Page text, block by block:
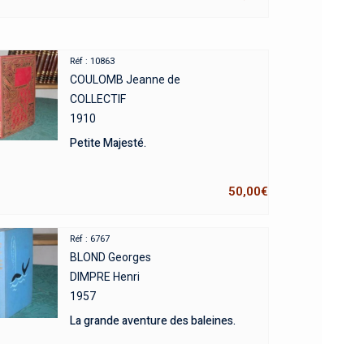
Réf : 10863
COULOMB Jeanne de
COLLECTIF
1910
Petite Majesté.
50,00€
Réf : 6767
BLOND Georges
DIMPRE Henri
1957
La grande aventure des baleines.